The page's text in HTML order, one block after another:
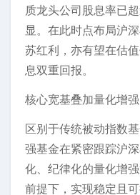
质龙头公司股息率已
显。在此时点布局沪
苏红利，亦有望在估
息双重回报。
核心宽基叠加量化增
区别于传统被动指数
强基金在紧密跟踪沪
化、纪律化的量化增
前提下，实现稳定且可